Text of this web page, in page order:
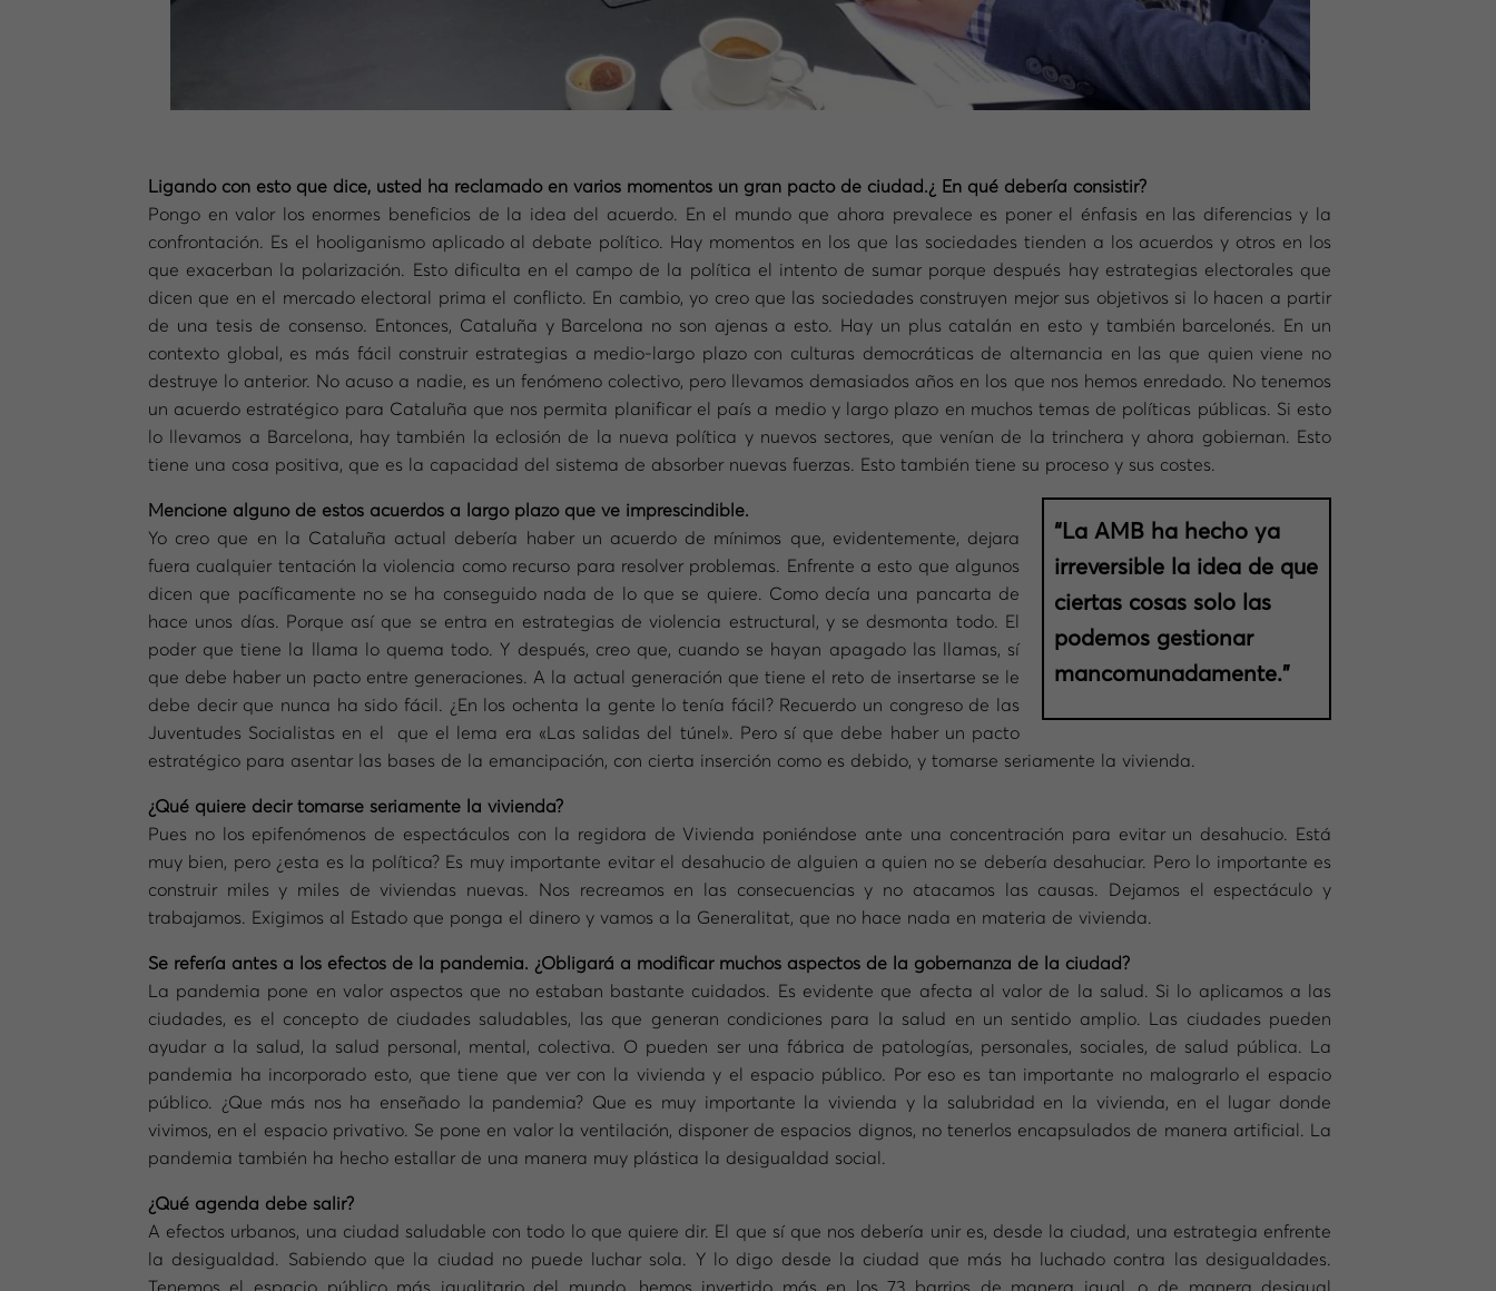
Ligando con esto que dice, usted ha reclamado en varios momentos un gran pacto de ciudad.¿ En qué debería consistir?
Pongo en valor los enormes beneficios de la idea del acuerdo. En el mundo que ahora prevalece es poner el énfasis en las diferencias y la
confrontación. Es el hooliganismo aplicado al debate político. Hay momentos en los que las sociedades tienden a los acuerdos y otros en los
que exacerban la polarización. Esto dificulta en el campo de la política el intento de sumar porque después hay estrategias electorales que
dicen que en el mercado electoral prima el conflicto. En cambio, yo creo que las sociedades construyen mejor sus objetivos si lo hacen a partir
de una tesis de consenso. Entonces, Cataluña y Barcelona no son ajenas a esto. Hay un plus catalán en esto y también barcelonés. En un
contexto global, es más fácil construir estrategias a medio-largo plazo con culturas democráticas de alternancia en las que quien viene no
destruye lo anterior. No acuso a nadie, es un fenómeno colectivo, pero llevamos demasiados años en los que nos hemos enredado. No tenemos
un acuerdo estratégico para Cataluña que nos permita planificar el país a medio y largo plazo en muchos temas de políticas públicas. Si esto
lo llevamos a Barcelona, hay también la eclosión de la nueva política y nuevos sectores, que venían de la trinchera y ahora gobiernan. Esto
tiene una cosa positiva, que es la capacidad del sistema de absorber nuevas fuerzas. Esto también tiene su proceso y sus costes.
“La AMB ha hecho ya
irreversible la idea de que
ciertas cosas solo las
podemos gestionar
mancomunadamente.”
Mencione alguno de estos acuerdos a largo plazo que ve imprescindible.
Yo creo que en la Cataluña actual debería haber un acuerdo de mínimos que, evidentemente, dejara
fuera cualquier tentación la violencia como recurso para resolver problemas. Enfrente a esto que algunos
dicen que pacíficamente no se ha conseguido nada de lo que se quiere. Como decía una pancarta de
hace unos días. Porque así que se entra en estrategias de violencia estructural, y se desmonta todo. El
poder que tiene la llama lo quema todo. Y después, creo que, cuando se hayan apagado las llamas, sí
que debe haber un pacto entre generaciones. A la actual generación que tiene el reto de insertarse se le
debe decir que nunca ha sido fácil. ¿En los ochenta la gente lo tenía fácil? Recuerdo un congreso de las
Juventudes Socialistas en el que el lema era «Las salidas del túnel». Pero sí que debe haber un pacto
estratégico para asentar las bases de la emancipación, con cierta inserción como es debido, y tomarse seriamente la vivienda.
¿Qué quiere decir tomarse seriamente la vivienda?
Pues no los epifenómenos de espectáculos con la regidora de Vivienda poniéndose ante una concentración para evitar un desahucio. Está
muy bien, pero ¿esta es la política? Es muy importante evitar el desahucio de alguien a quien no se debería desahuciar. Pero lo importante es
construir miles y miles de viviendas nuevas. Nos recreamos en las consecuencias y no atacamos las causas. Dejamos el espectáculo y
trabajamos. Exigimos al Estado que ponga el dinero y vamos a la Generalitat, que no hace nada en materia de vivienda.
Se refería antes a los efectos de la pandemia. ¿Obligará a modificar muchos aspectos de la gobernanza de la ciudad?
La pandemia pone en valor aspectos que no estaban bastante cuidados. Es evidente que afecta al valor de la salud. Si lo aplicamos a las
ciudades, es el concepto de ciudades saludables, las que generan condiciones para la salud en un sentido amplio. Las ciudades pueden
ayudar a la salud, la salud personal, mental, colectiva. O pueden ser una fábrica de patologías, personales, sociales, de salud pública. La
pandemia ha incorporado esto, que tiene que ver con la vivienda y el espacio público. Por eso es tan importante no malograrlo el espacio
público. ¿Que más nos ha enseñado la pandemia? Que es muy importante la vivienda y la salubridad en la vivienda, en el lugar donde
vivimos, en el espacio privativo. Se pone en valor la ventilación, disponer de espacios dignos, no tenerlos encapsulados de manera artificial. La
pandemia también ha hecho estallar de una manera muy plástica la desigualdad social.
¿Qué agenda debe salir?
A efectos urbanos, una ciudad saludable con todo lo que quiere dir. El que sí que nos debería unir es, desde la ciudad, una estrategia enfrente
la desigualdad. Sabiendo que la ciudad no puede luchar sola. Y lo digo desde la ciudad que más ha luchado contra las desigualdades.